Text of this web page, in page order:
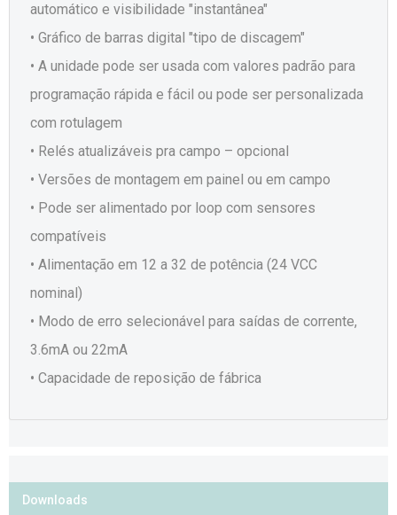
automático e visibilidade "instantânea"
• Gráfico de barras digital "tipo de discagem"
• A unidade pode ser usada com valores padrão para
programação rápida e fácil ou pode ser personalizada
com rotulagem
• Relés atualizáveis pra campo – opcional
• Versões de montagem em painel ou em campo
• Pode ser alimentado por loop com sensores
compatíveis
• Alimentação em 12 a 32 de potência (24 VCC
nominal)
• Modo de erro selecionável para saídas de corrente,
3.6mA ou 22mA
• Capacidade de reposição de fábrica
Downloads